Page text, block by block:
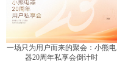
一场只为用户而来的聚会：小熊电
器20周年私享会倒计时